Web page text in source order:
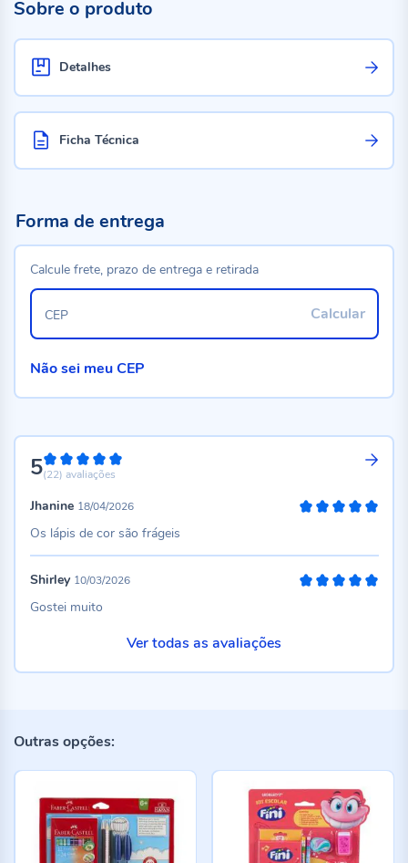
Sobre o produto
Detalhes
Ficha Técnica
5100%
(22) avaliações
Jhanine 18/04/2026
Os lápis de cor são frágeis
Shirley 10/03/2026
Gostei muito
Ver todas as avaliações
Forma de entrega
Calcule frete, prazo de entrega e retirada
Calcular
CEP
Não sei meu CEP
Outras opções: